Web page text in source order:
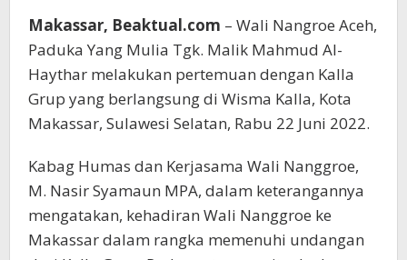
Makassar, Beaktual.com – Wali Nangroe Aceh,
Paduka Yang Mulia Tgk. Malik Mahmud Al-
Haythar melakukan pertemuan dengan Kalla
Grup yang berlangsung di Wisma Kalla, Kota
Makassar, Sulawesi Selatan, Rabu 22 Juni 2022.
Kabag Humas dan Kerjasama Wali Nanggroe,
M. Nasir Syamaun MPA, dalam keterangannya
mengatakan, kehadiran Wali Nanggroe ke
Makassar dalam rangka memenuhi undangan